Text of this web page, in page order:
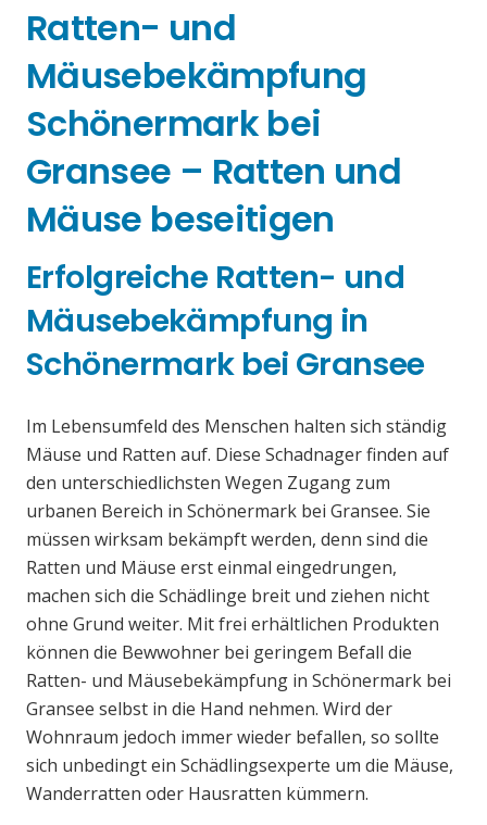
Ratten- und
Mäusebekämpfung
Schönermark bei
Gransee – Ratten und
Mäuse beseitigen
Erfolgreiche Ratten- und
Mäusebekämpfung in
Schönermark bei Gransee
Im Lebensumfeld des Menschen halten sich ständig
Mäuse und Ratten auf. Diese Schadnager finden auf
den unterschiedlichsten Wegen Zugang zum
urbanen Bereich in Schönermark bei Gransee. Sie
müssen wirksam bekämpft werden, denn sind die
Ratten und Mäuse erst einmal eingedrungen,
machen sich die Schädlinge breit und ziehen nicht
ohne Grund weiter. Mit frei erhältlichen Produkten
können die Bewwohner bei geringem Befall die
Ratten- und Mäusebekämpfung in Schönermark bei
Gransee selbst in die Hand nehmen. Wird der
Wohnraum jedoch immer wieder befallen, so sollte
sich unbedingt ein Schädlingsexperte um die Mäuse,
Wanderratten oder Hausratten kümmern.